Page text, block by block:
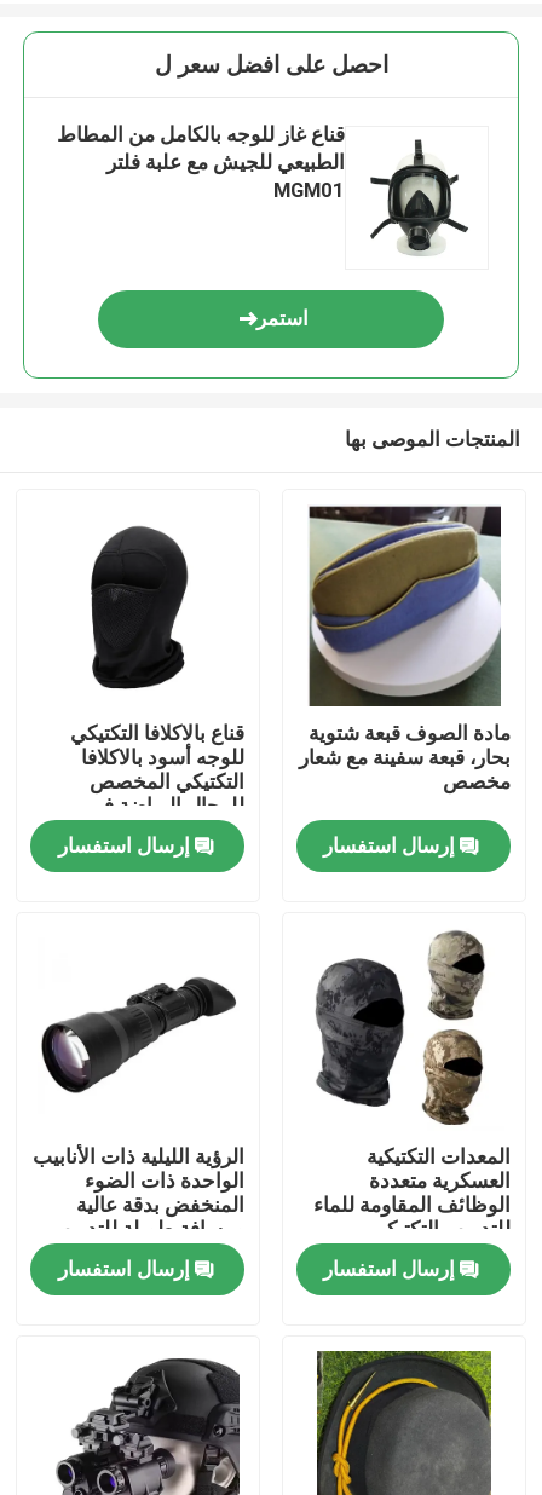
المنزل
المنتجات
فيديوهات
حولنا
جولة في المصنع
مراقبة الجودة
أخبار
ملابس عسكرية تكتيكية
سترة عسكرية تكتيكية مضادة للرصاص
احصل على افضل سعر ل
قناع غاز للوجه بالكامل من المطاط
الطبيعي للجيش مع علبة فلتر
MGM01
استمر
المنتجات الموصى بها
مادة الصوف قبعة شتوية
بحار، قبعة سفينة مع شعار
مخصص
إرسال استفسار
قناع بالاكلافا التكتيكي
للوجه أسود بالاكلافا
التكتيكي المخصص
للرجال الرياضة في
الخارج
إرسال استفسار
المعدات التكتيكية
العسكرية متعددة
الوظائف المقاومة للماء
للتدريب التكتيكي
إرسال استفسار
الرؤية الليلية ذات الأنابيب
الواحدة ذات الضوء
المنخفض بدقة عالية
ومسافة طويلة للتدريب
التكتيكي في الهواء الطلق
إرسال استفسار